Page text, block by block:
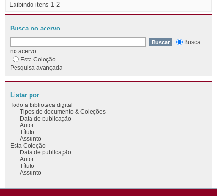
Exibindo itens 1-2
Busca no acervo
Busca
no acervo
Esta Coleção
Pesquisa avançada
Listar por
Todo a biblioteca digital
Tipos de documento & Coleções
Data de publicação
Autor
Título
Assunto
Esta Coleção
Data de publicação
Autor
Título
Assunto